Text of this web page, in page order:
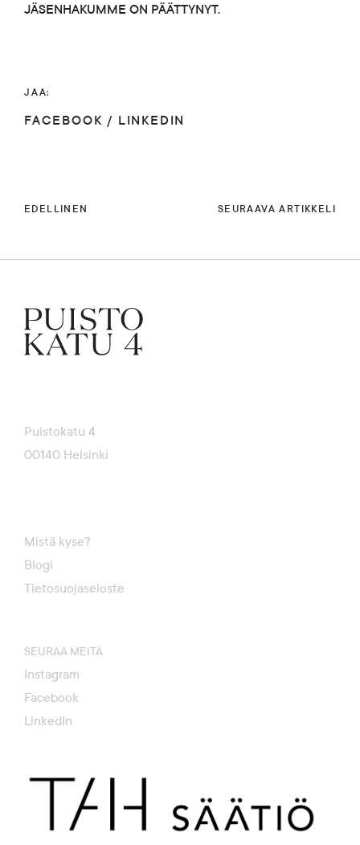
JÄSENHAKUMME ON PÄÄTTYNYT.
JAA:
FACEBOOK / LINKEDIN
EDELLINEN SEURAAVA ARTIKKELI
Puistokatu 4
00140 Helsinki
Mistä kyse?
Blogi
Tietosuojaseloste
SEURAA MEITÄ
Instagram
Facebook
LinkedIn